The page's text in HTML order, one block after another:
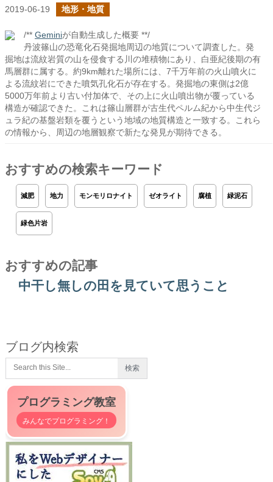
2019-06-19 地形・地質
/** Geminiが自動生成した概要 **/
丹波篠山の恐竜化石発掘地周辺の地質について調査した。発
掘地は流紋岩質の山を侵食する川の堆積物にあり、白亜紀後期の有
馬層群に属する。約9km離れた場所には、7千万年前の火山噴火に
よる流紋岩にできた噴気孔化石が存在する。発掘地の東側は2億
5000万年前より古い付加体で、その上に火山噴出物が覆っている
構造が確認できた。これは篠山層群が古生代ペルム紀から中生代ジ
ュラ紀の基盤岩類を覆うという地域の地質構造と一致する。これら
の情報から、周辺の地層観察で新たな発見が期待できる。
おすすめの検索キーワード
減肥 地力 モンモリロナイト ゼオライト 腐植 緑泥石
緑色片岩
おすすめの記事
中干し無しの田を見ていて思うこと
ブログ内検索
プログラミング教室
みんなでプログラミング！